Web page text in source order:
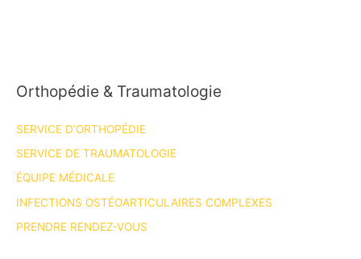
partielles
la
coiffe
des
Orthopédie & Traumatologie
SERVICE D’ORTHOPÉDIE
SERVICE DE TRAUMATOLOGIE
ÉQUIPE MÉDICALE
INFECTIONS OSTÉOARTICULAIRES COMPLEXES
PRENDRE RENDEZ-VOUS